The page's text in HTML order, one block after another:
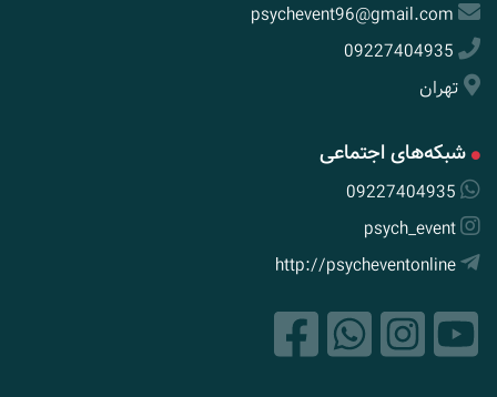
psychevent96@gmail.com
09227404935
تهران
شبکه‌های اجتماعی
09227404935
psych_event
http://psycheventonline